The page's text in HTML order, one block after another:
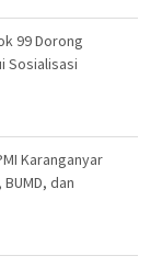
99 Dorong
Sosialisasi
Karanganyar
dan